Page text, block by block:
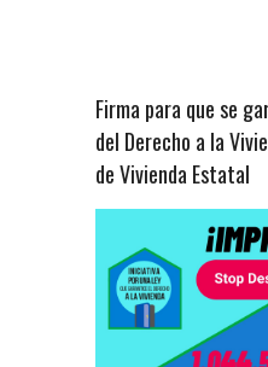
Firma para que se
del Derecho a la
de Vivienda Estatal